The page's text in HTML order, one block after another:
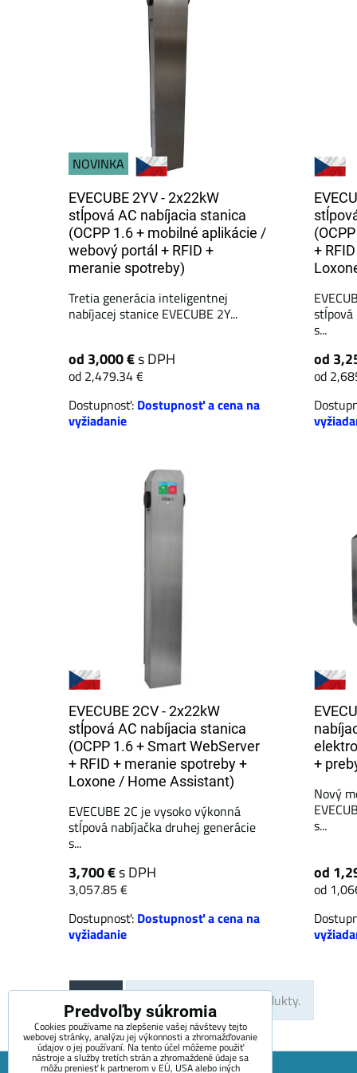
NOVINKA
EVECUBE 2YV - 2x22kW
stĺpová AC nabíjacia stanica
(OCPP 1.6 + mobilné aplikácie /
webový portál + ​​RFID +
meranie spotreby)
Tretia generácia inteligentnej
nabíjacej stanice EVECUBE 2Y...
od 3,000 €s DPH
od 2,479.34 €
Dostupnosť: Dostupnosť a cena na
vyžiadanie
+
stĺpová
s...
od
od
EVECUBE 2CV - 2x22kW
stĺpová AC nabíjacia stanica
(OCPP 1.6 + Smart WebServer
+ RFID + meranie spotreby +
Loxone / Home Assistant)
EVECUBE 2C je vysoko výkonná
stĺpová nabíjačka druhej generácie
s...
3,700 €s DPH
3,057.85 €
Dostupnosť: Dostupnosť a cena na
vyžiadanie
+
Nový
s...
od
od
Hore Nie sú žiadne ďalšie produkty.
Predvoľby súkromia
Cookies používame na zlepšenie vašej návštevy tejto
webovej stránky, analýzu jej výkonnosti a zhromažďovanie
údajov o jej používaní. Na tento účel môžeme použiť
nástroje a služby tretích strán a zhromaždené údaje sa
môžu preniesť k partnerom v EÚ, USA alebo iných